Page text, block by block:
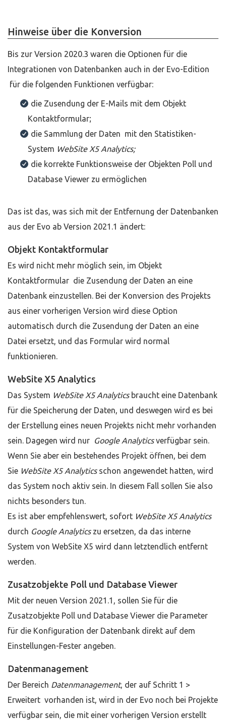
Hinweise über die Konversion
Bis zur Version 2020.3 waren die Optionen für die
Integrationen von Datenbanken auch in der Evo-Edition
für die folgenden Funktionen verfügbar:
die Zusendung der E-Mails mit dem Objekt
Kontaktformular;
die Sammlung der Daten mit den Statistiken-
System WebSite X5 Analytics;
die korrekte Funktionsweise der Objekten Poll und
Database Viewer zu ermöglichen
Das ist das, was sich mit der Entfernung der Datenbanken
aus der Evo ab Version 2021.1 ändert:
Objekt Kontaktformular
Es wird nicht mehr möglich sein, im Objekt
Kontaktformular die Zusendung der Daten an eine
Datenbank einzustellen. Bei der Konversion des Projekts
aus einer vorherigen Version wird diese Option
automatisch durch die Zusendung der Daten an eine
Datei ersetzt, und das Formular wird normal
funktionieren.
WebSite X5 Analytics
Das System WebSite X5 Analyticsbraucht eine Datenbank
für die Speicherung der Daten, und deswegen wird es bei
der Erstellung eines neuen Projekts nicht mehr vorhanden
sein. Dagegen wird nur Google Analyticsverfügbar sein.
Wenn Sie aber ein bestehendes Projekt öffnen, bei dem
Sie WebSite X5 Analyticsschon angewendet hatten, wird
das System noch aktiv sein. In diesem Fall sollen Sie also
nichts besonders tun.
Es ist aber empfehlenswert, sofort WebSite X5 Analytics
durch Google Analyticszu ersetzen, da das interne
System von WebSite X5 wird dann letztendlich entfernt
werden.
Zusatzobjekte Poll und Database Viewer
Mit der neuen Version 2021.1, sollen Sie für die
Zusatzobjekte Poll und Database Viewer die Parameter
für die Konfiguration der Datenbank direkt auf dem
Einstellungen-Fester angeben.
Datenmanagement
Der Bereich Datenmanagement, der auf Schritt 1 >
Erweitert vorhanden ist, wird in der Evo noch bei Projekte
verfügbar sein, die mit einer vorherigen Version erstellt